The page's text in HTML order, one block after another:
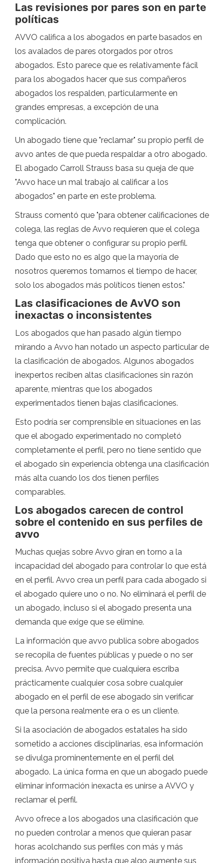
Las revisiones por pares son en parte
políticas
AVVO califica a los abogados en parte basados ​​en
los avalados de pares otorgados por otros
abogados. Esto parece que es relativamente fácil
para los abogados hacer que sus compañeros
abogados los respalden, particularmente en
grandes empresas, a excepción de una
complicación.
Un abogado tiene que "reclamar" su propio perfil de
avvo antes de que pueda respaldar a otro abogado.
El abogado Carroll Strauss basa su queja de que
"Avvo hace un mal trabajo al calificar a los
abogados" en parte en este problema.
Strauss comentó que "para obtener calificaciones de
colega, las reglas de Avvo requieren que el colega
tenga que obtener o configurar su propio perfil.
Dado que esto no es algo que la mayoría de
nosotros queremos tomarnos el tiempo de hacer,
solo los abogados más políticos tienen estos."
Las clasificaciones de AvVO son
inexactas o inconsistentes
Los abogados que han pasado algún tiempo
mirando a Avvo han notado un aspecto particular de
la clasificación de abogados. Algunos abogados
inexpertos reciben altas clasificaciones sin razón
aparente, mientras que los abogados
experimentados tienen bajas clasificaciones.
Esto podría ser comprensible en situaciones en las
que el abogado experimentado no completó
completamente el perfil, pero no tiene sentido que
el abogado sin experiencia obtenga una clasificación
más alta cuando los dos tienen perfiles
comparables.
Los abogados carecen de control
sobre el contenido en sus perfiles de
avvo
Muchas quejas sobre Avvo giran en torno a la
incapacidad del abogado para controlar lo que está
en el perfil. Avvo crea un perfil para cada abogado si
el abogado quiere uno o no. No eliminará el perfil de
un abogado, incluso si el abogado presenta una
demanda que exige que se elimine.
La información que avvo publica sobre abogados
se recopila de fuentes públicas y puede o no ser
precisa. Avvo permite que cualquiera escriba
prácticamente cualquier cosa sobre cualquier
abogado en el perfil de ese abogado sin verificar
que la persona realmente era o es un cliente.
Si la asociación de abogados estatales ha sido
sometido a acciones disciplinarias, esa información
se divulga prominentemente en el perfil del
abogado. La única forma en que un abogado puede
eliminar información inexacta es unirse a AVVO y
reclamar el perfil.
Avvo ofrece a los abogados una clasificación que
no pueden controlar a menos que quieran pasar
horas acolchando sus perfiles con más y más
información positiva hasta que algo aumente sus